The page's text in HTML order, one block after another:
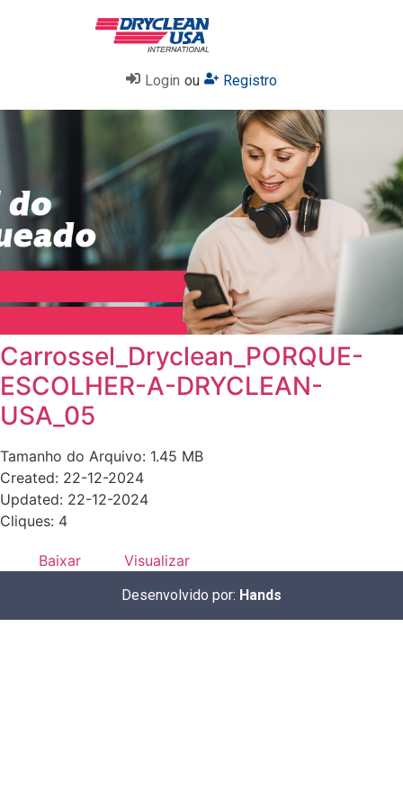
Login ou Registro
Carrossel_Dryclean_PORQUE-
ESCOLHER-A-DRYCLEAN-
USA_05
Tamanho do Arquivo: 1.45 MB
Created: 22-12-2024
Updated: 22-12-2024
Cliques: 4
Baixar Visualizar
Desenvolvido por: Hands